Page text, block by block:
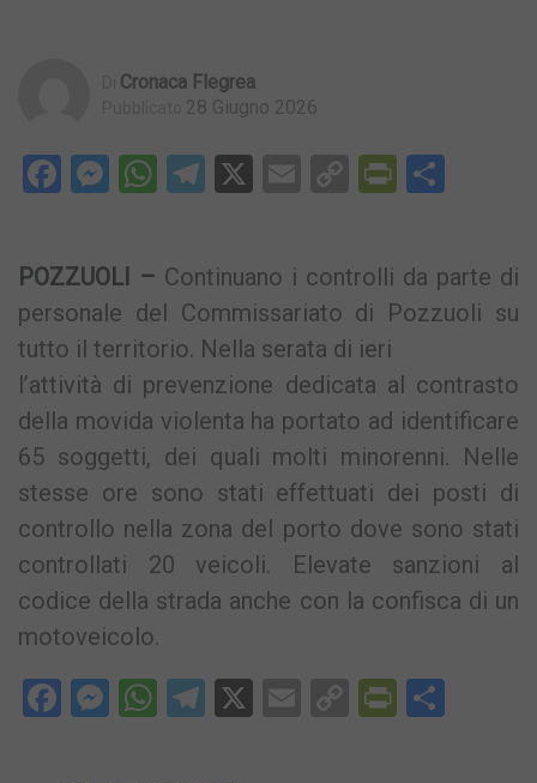
Cronaca Flegrea
28 Giugno 2026
Facebook
Messenger
WhatsApp
Telegram
X EmailCopy
POZZUOLI – Continuano i controlli da parte di
personale del Commissariato di Pozzuoli su
tutto il territorio. Nella serata di ieri
l’attività di prevenzione dedicata al contrasto
della movida violenta ha portato ad identificare
65 soggetti, dei quali molti minorenni. Nelle
stesse ore sono stati effettuati dei posti di
controllo nella zona del porto dove sono stati
controllati 20 veicoli. Elevate sanzioni al
codice della strada anche con la confisca di un
motoveicolo.
Facebook
Messenger
WhatsApp
Telegram
X EmailCopy